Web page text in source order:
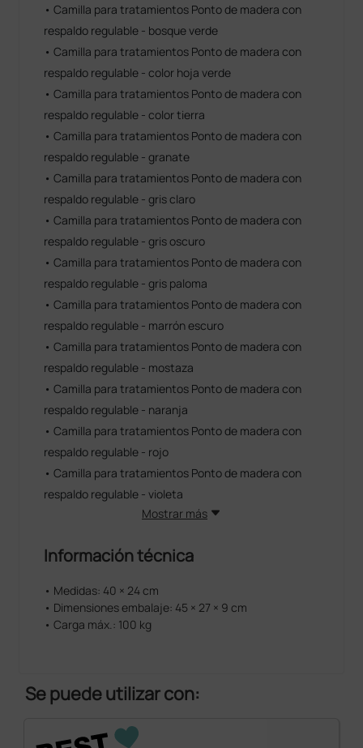
• Camilla para tratamientos Ponto de madera con
respaldo regulable - bosque verde
• Camilla para tratamientos Ponto de madera con
respaldo regulable - color hoja verde
• Camilla para tratamientos Ponto de madera con
respaldo regulable - color tierra
• Camilla para tratamientos Ponto de madera con
respaldo regulable - granate
• Camilla para tratamientos Ponto de madera con
respaldo regulable - gris claro
• Camilla para tratamientos Ponto de madera con
respaldo regulable - gris oscuro
• Camilla para tratamientos Ponto de madera con
respaldo regulable - gris paloma
• Camilla para tratamientos Ponto de madera con
respaldo regulable - marrón escuro
• Camilla para tratamientos Ponto de madera con
respaldo regulable - mostaza
• Camilla para tratamientos Ponto de madera con
respaldo regulable - naranja
• Camilla para tratamientos Ponto de madera con
respaldo regulable - rojo
• Camilla para tratamientos Ponto de madera con
respaldo regulable - violeta
Mostrar más
Información técnica
• Medidas: 40 × 24 cm
• Dimensiones embalaje: 45 × 27 × 9 cm
• Carga máx.: 100 kg
Se puede utilizar con: